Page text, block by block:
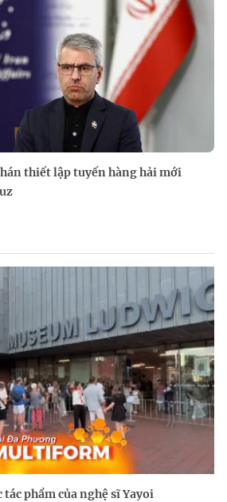
thiết lập tuyến hàng hải mới
phẩm của nghệ sĩ Yayoi